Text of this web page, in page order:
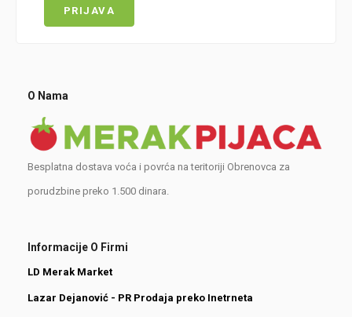
O Nama
Besplatna dostava voća i povrća na teritoriji Obrenovca za
porudzbine preko 1.500 dinara.
Informacije O Firmi
LD Merak Market
Lazar Dejanović - PR Prodaja preko Inetrneta